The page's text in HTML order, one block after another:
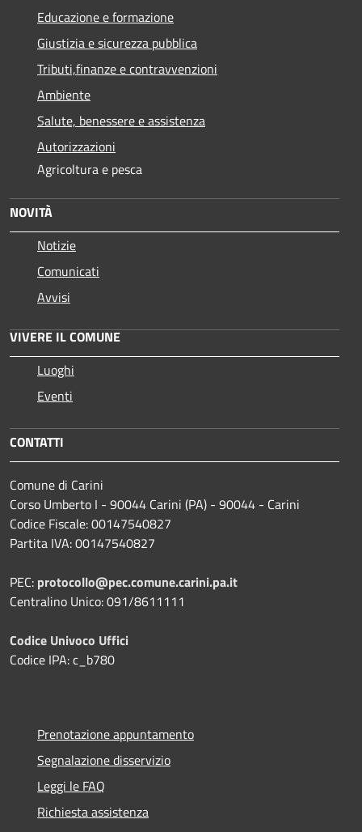
Educazione e formazione
Giustizia e sicurezza pubblica
Tributi,finanze e contravvenzioni
Ambiente
Salute, benessere e assistenza
Autorizzazioni
Agricoltura e pesca
NOVITÀ
Notizie
Comunicati
Avvisi
VIVERE IL COMUNE
Luoghi
Eventi
CONTATTI
Comune di Carini
Corso Umberto I - 90044 Carini (PA) - 90044 - Carini
Codice Fiscale: 00147540827
Partita IVA: 00147540827
PEC: protocollo@pec.comune.carini.pa.it
Centralino Unico: 091/8611111
Codice Univoco Uffici
Codice IPA: c_b780
Prenotazione appuntamento
Segnalazione disservizio
Leggi le FAQ
Richiesta assistenza